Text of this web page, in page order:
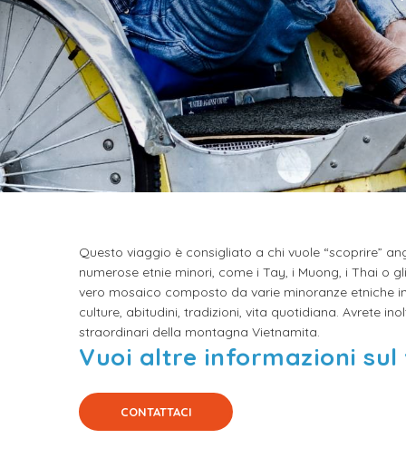
Questo viaggio è consigliato a chi vuole “scoprire”
numerose etnie minori, come i Tay, i Muong, i Thai o
vero mosaico composto da varie minoranze etniche
culture, abitudini, tradizioni, vita quotidiana. Avrete
straordinari della montagna Vietnamita.
Vuoi altre informazioni sul
CONTATTACI